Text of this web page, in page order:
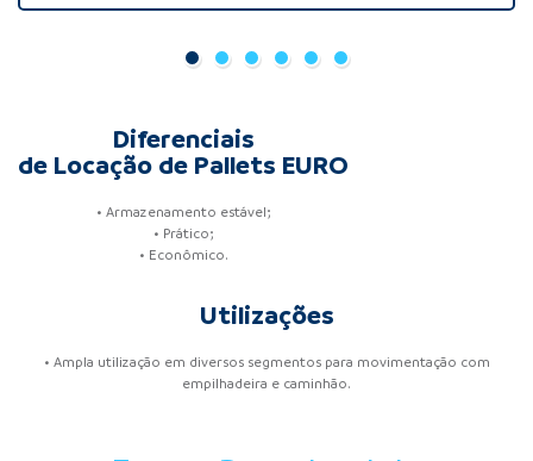
Diferenciais
de Locação de Pallets EURO
• Armazenamento estável;
• Prático;
• Econômico.
Utilizações
• Ampla utilização em diversos segmentos para movimentação com
empilhadeira e caminhão.